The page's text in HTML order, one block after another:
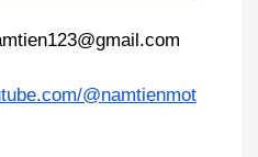
@namtienmot